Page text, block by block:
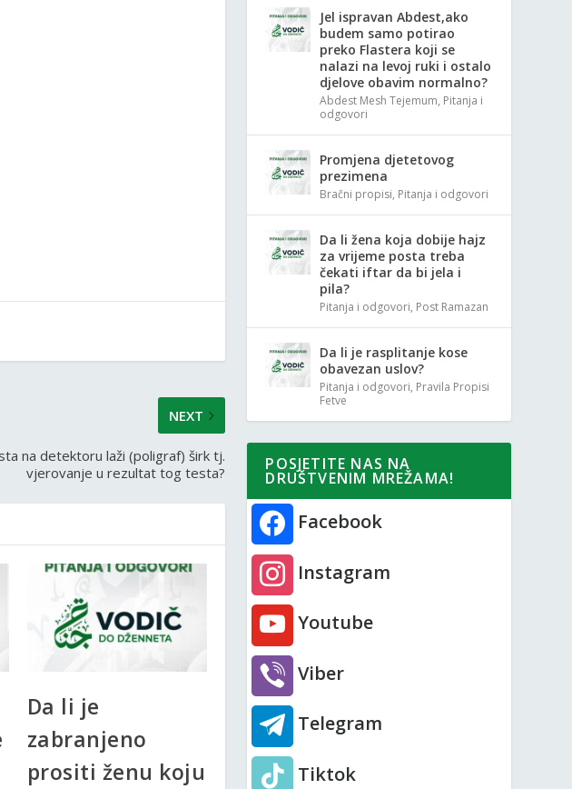
NEXT
na detektoru laži (poligraf) širk tj.
vjerovanje u rezultat tog testa?
Da li je
zabranjeno
prositi ženu koju
Jel ispravan Abdest,ako
budem samo potirao
preko Flastera koji se
nalazi na levoj ruki i ostalo
djelove obavim normalno?
Abdest Mesh Tejemum, Pitanja i
odgovori
Promjena djetetovog
prezimena
Bračni propisi, Pitanja i odgovori
Da li žena koja dobije hajz
za vrijeme posta treba
čekati iftar da bi jela i
pila?
Pitanja i odgovori, Post Ramazan
Da li je rasplitanje kose
obavezan uslov?
Pitanja i odgovori, Pravila Propisi
Fetve
POSJETITE NAS NA
DRUŠTVENIM MREŽAMA!
Facebook
Instagram
Youtube
Viber
Telegram
Tiktok